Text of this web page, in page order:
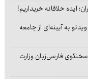
ایده خلاقانه خریداریم!
به آیینه‌ای از جامعه
فارسی‌زبان وزارت